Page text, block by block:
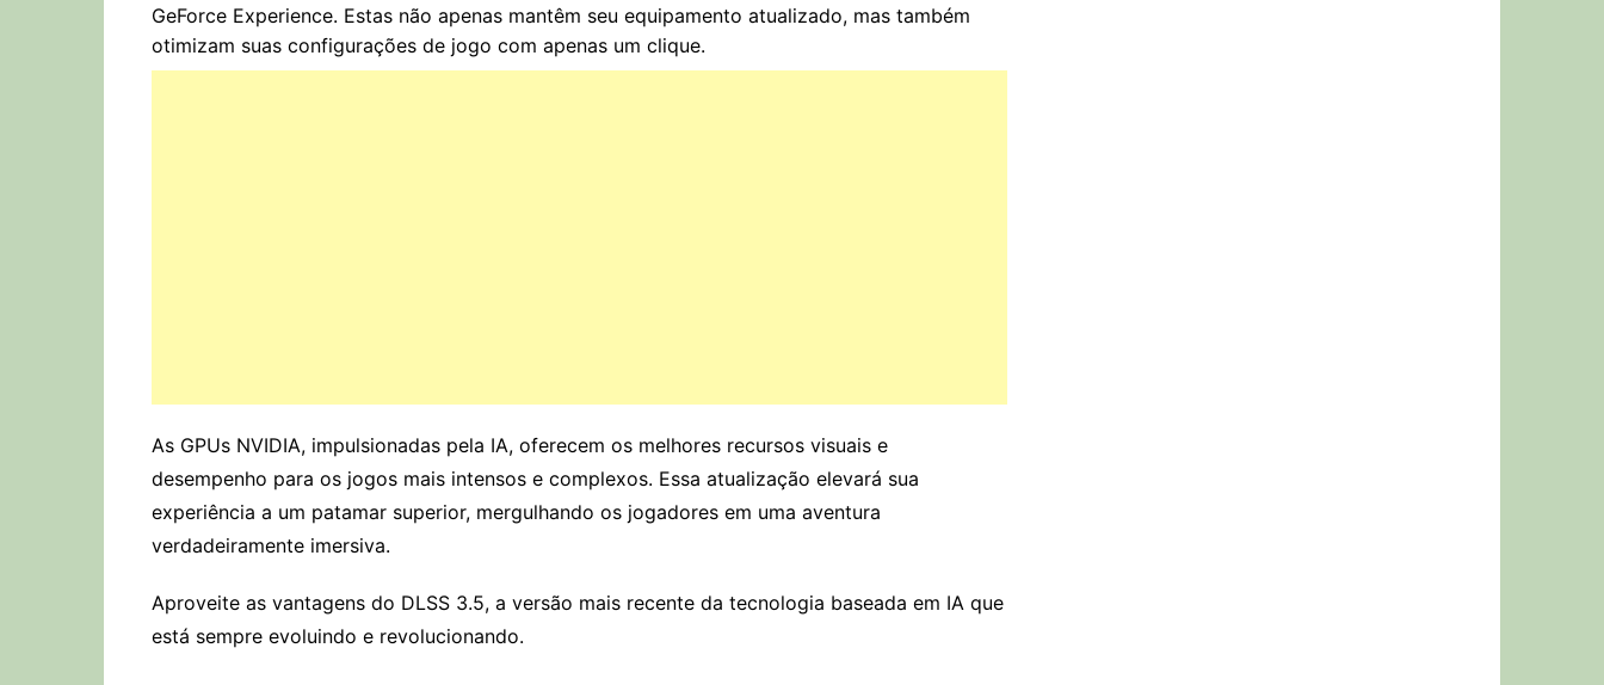
GeForce Experience. Estas não apenas mantêm seu equipamento atualizado, mas também
otimizam suas configurações de jogo com apenas um clique.
As GPUs NVIDIA, impulsionadas pela IA, oferecem os melhores recursos visuais e
desempenho para os jogos mais intensos e complexos. Essa atualização elevará sua
experiência a um patamar superior, mergulhando os jogadores em uma aventura
verdadeiramente imersiva.
Aproveite as vantagens do DLSS 3.5, a versão mais recente da tecnologia baseada em IA que
está sempre evoluindo e revolucionando.